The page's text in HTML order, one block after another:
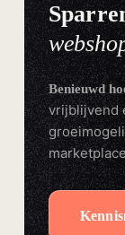
Benieuwd
vrijblijvend